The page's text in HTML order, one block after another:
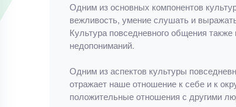
Одним из основных компонентов
вежливость, умение слушать и
Культура повседневного общения
недопониманий.
Одним из аспектов культуры
отражает наше отношение к себе и к
положительные отношения с другими